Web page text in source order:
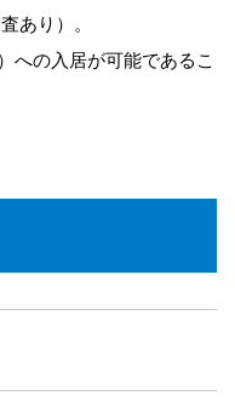
あり）。
の入居が可能であるこ